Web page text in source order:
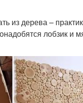
из дерева –
лобзик и